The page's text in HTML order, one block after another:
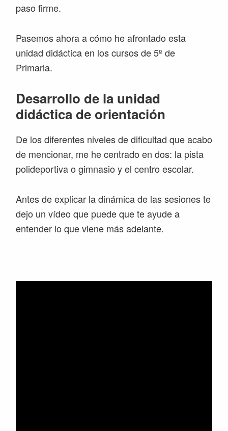
paso firme.
Pasemos ahora a cómo he afrontado esta
unidad didáctica en los cursos de 5º de
Primaria.
Desarrollo de la unidad
didáctica de orientación
De los diferentes niveles de dificultad que acabo
de mencionar, me he centrado en dos: la pista
polideportiva o gimnasio y el centro escolar.
Antes de explicar la dinámica de las sesiones te
dejo un vídeo que puede que te ayude a
entender lo que viene más adelante.